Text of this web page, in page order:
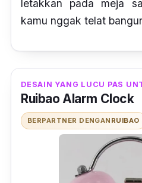
letakkan pada meja
kamu nggak telat
DESAIN YANG LUCU PAS
Ruibao Alarm Clock
BERPARTNER DENGAN RUIBAO